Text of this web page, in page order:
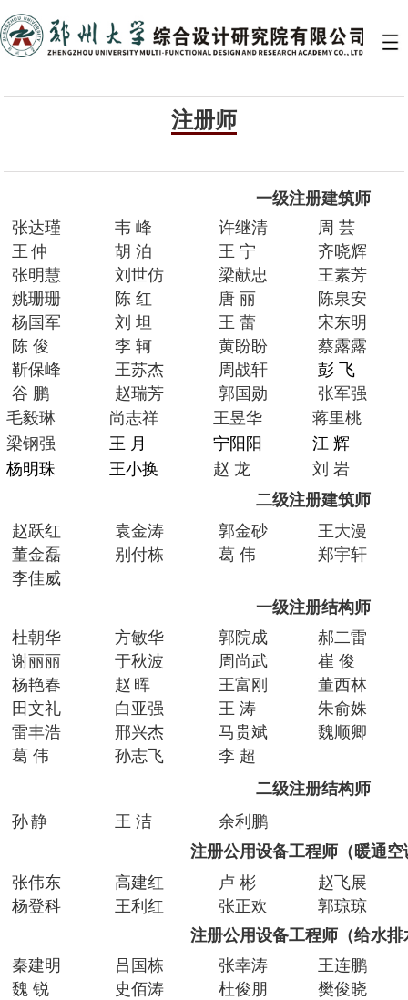
注册师
一级注册建筑师
张达瑾
韦 峰 许继清
周 芸
王 仲 胡 泊 王 宁
齐晓辉
张明慧
刘世仿 梁献忠
王素芳
姚珊珊
陈 红 唐 丽
陈泉安
杨国军
刘 坦 王 蕾
宋东明
陈 俊
李 轲 黄盼盼
蔡露露
靳保峰
王苏杰 周战轩
彭 飞
谷 鹏
赵瑞芳 郭国勋
张军强
毛毅琳
尚志祥 王昱华
蒋里桃
梁钢强
王 月 宁阳阳
江 辉
杨明珠
王小换 赵 龙
刘 岩
二级注册建筑师
赵跃红
袁金涛 郭金砂
王大漫
董金磊
别付栋 葛 伟
郑宇轩
李佳威
一级注册结构师
杜朝华
方敏华 郭院成
郝二雷
谢丽丽
于秋波 周尚武
崔 俊
杨艳春
赵 晖 王富刚
董西林
田文礼
白亚强 王 涛
朱俞姝
雷丰浩
邢兴杰 马贵斌
魏顺卿
葛 伟
孙志飞
李 超
二级注册结构师
孙静 王 洁
余利鹏
注册公用设备工程师（暖通空
张伟东
高建红 卢 彬
赵飞展
杨登科
王利红 张正欢
郭琼琼
注册公用设备工程师（给水排
秦建明
吕国栋 张幸涛
王连鹏
魏 锐
史佰涛 杜俊朋
樊俊晓